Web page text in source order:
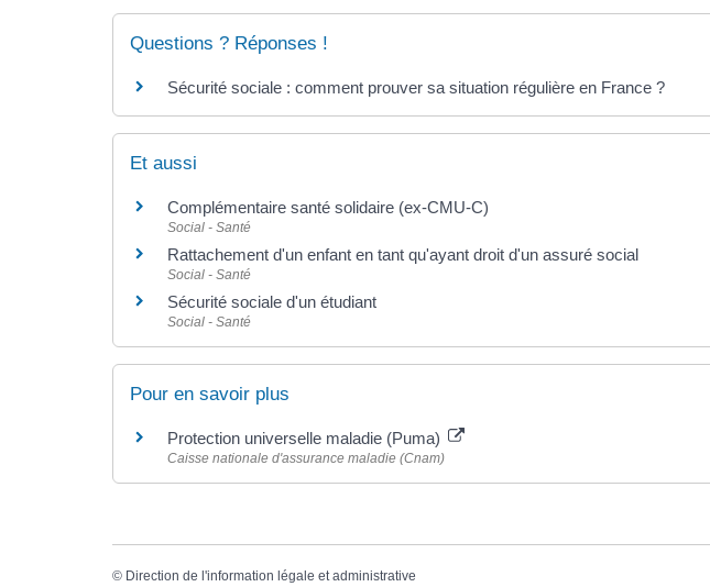
Questions ? Réponses !
Sécurité sociale : comment prouver sa situation régulière en France ?
Et aussi
Complémentaire santé solidaire (ex-CMU-C)
Social - Santé
Rattachement d'un enfant en tant qu'ayant droit d'un assuré social
Social - Santé
Sécurité sociale d'un étudiant
Social - Santé
Pour en savoir plus
Protection universelle maladie (Puma)
Caisse nationale d'assurance maladie (Cnam)
© Direction de l'information légale et administrative